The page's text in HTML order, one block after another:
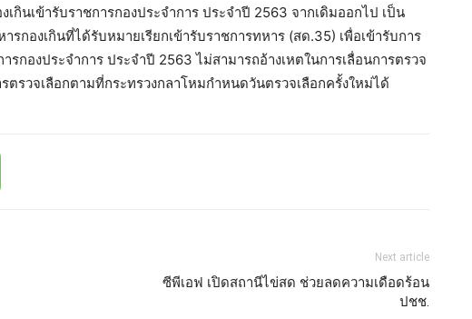
เกินเข้ารับราชการกองประจำการ ประจำปี 2563 จากเดิมออกไป เป็น
รกองเกินที่ได้รับหมายเรียกเข้ารับราชการทหาร (สด.35) เพื่อเข้ารับการ
รกองประจำการ ประจำปี 2563 ไม่สามารถอ้างเหตในการเลื่อนการตรวจ
ตรวจเลือกตามที่กระทรวงกลาโหมกำหนดวันตรวจเลือกครั้งใหม่ได้
Next article
ซีพีเอฟ เปิดสถานีไข่สด ช่วยลดความเดือดร้อน
ปชช.